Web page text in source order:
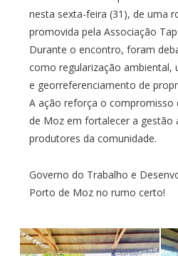
nesta sexta-feira (31), de uma
promovida pela Associação
Durante o encontro, foram
como regularização
e georreferenciamento de
A ação reforça o compromisso
de Moz em fortalecer a gestão
produtores da comunidade.
Governo do Trabalho e
Porto de Moz no rumo certo!